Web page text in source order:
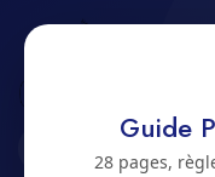
Guide
28 pages,